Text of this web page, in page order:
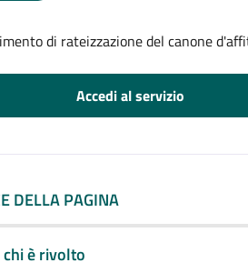
di rateizzazione del canone
Accedi al servizio
DELLA PAGINA
chi è rivolto